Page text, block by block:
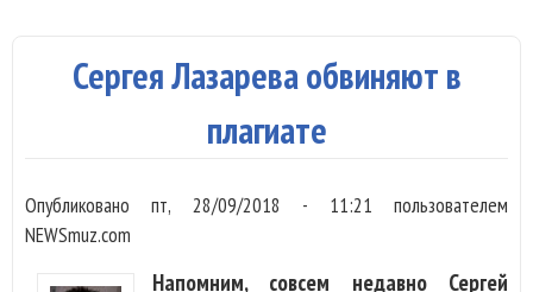
Сергея Лазарева обвиняют в
плагиате
Опубликованопт, 28/09/2018 - 11:21 пользователем
NEWSmuz.com
Напомним, совсем недавно Сергей